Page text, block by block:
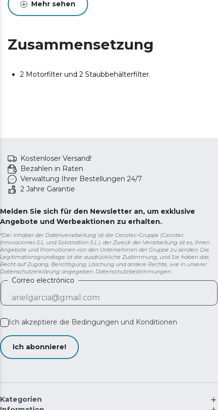
Mehr sehen
Zusammensetzung
2 Motorfilter und 2 Staubbehälterfilter.
Kostenloser Versand!
Bezahlen in Raten
Verwaltung Ihrer Bestellungen 24/7
2 Jahre Garantie
Melden Sie sich für den Newsletter an, um exklusive
Angebote und Werbeaktionen zu erhalten.
*Der Inhaber der Datenverarbeitung ist die Cecotec-Gruppe (Cecotec
Innovaciones S.L. und Solotriatlon S.L.), der Zweck der Verarbeitung ist es, Ihnen
Angebote und Promotionen von den Unternehmen der Gruppe zu senden. Die
Legitimationsgrundlage ist die ausdrückliche Zustimmung, und Sie haben das
Recht auf Zugang, Berichtigung, Löschung und andere Rechte, wie in unserer
Datenschutzerklärung angegeben. Datenschutzbestimmungen
Correo electrónico
Ich akzeptiere die Bedingungen und Konditionen
Ich abonniere!
Kategorien